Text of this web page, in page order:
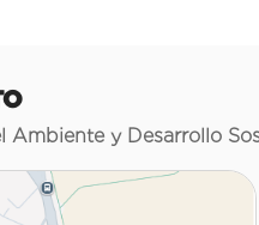
Ambiente y Desarrollo